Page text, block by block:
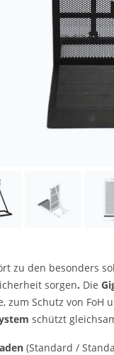
zu den besonders
sorgen. Die
Schutz von FoH
schützt
(Standard /